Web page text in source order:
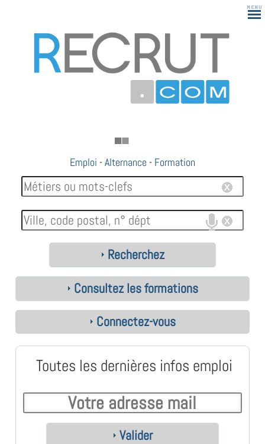
Emploi -Alternance - Formation
Recherchez
Consultez les formations
Connectez-vous
Toutes les dernières infos emploi
Valider